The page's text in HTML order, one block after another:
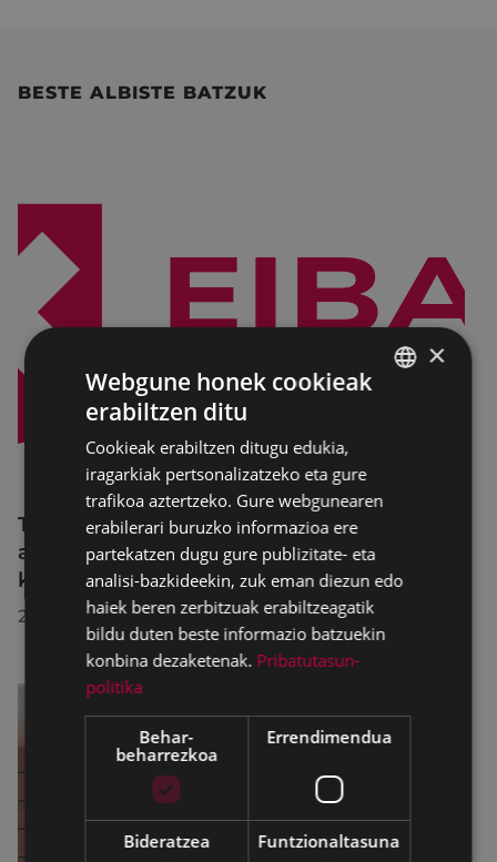
BESTE ALBISTE BATZUK
Trafiko-murrizketak Egogain kalean
abuztuaren 10etik abuztuaren 23ra,
konponketa-lanak direla-eta
2026/07/30
×
Webgune honek cookieak
erabiltzen ditu
Cookieak erabiltzen ditugu edukia,
iragarkiak pertsonalizatzeko eta gure
trafikoa aztertzeko. Gure webgunearen
erabilerari buruzko informazioa ere
partekatzen dugu gure publizitate- eta
analisi-bazkideekin, zuk eman diezun edo
haiek beren zerbitzuak erabiltzeagatik
bildu duten beste informazio batzuekin
konbina dezaketenak. Pribatutasun-
politika
Behar-
beharrezkoa
Errendimendua
Bideratzea Funtzionaltasuna